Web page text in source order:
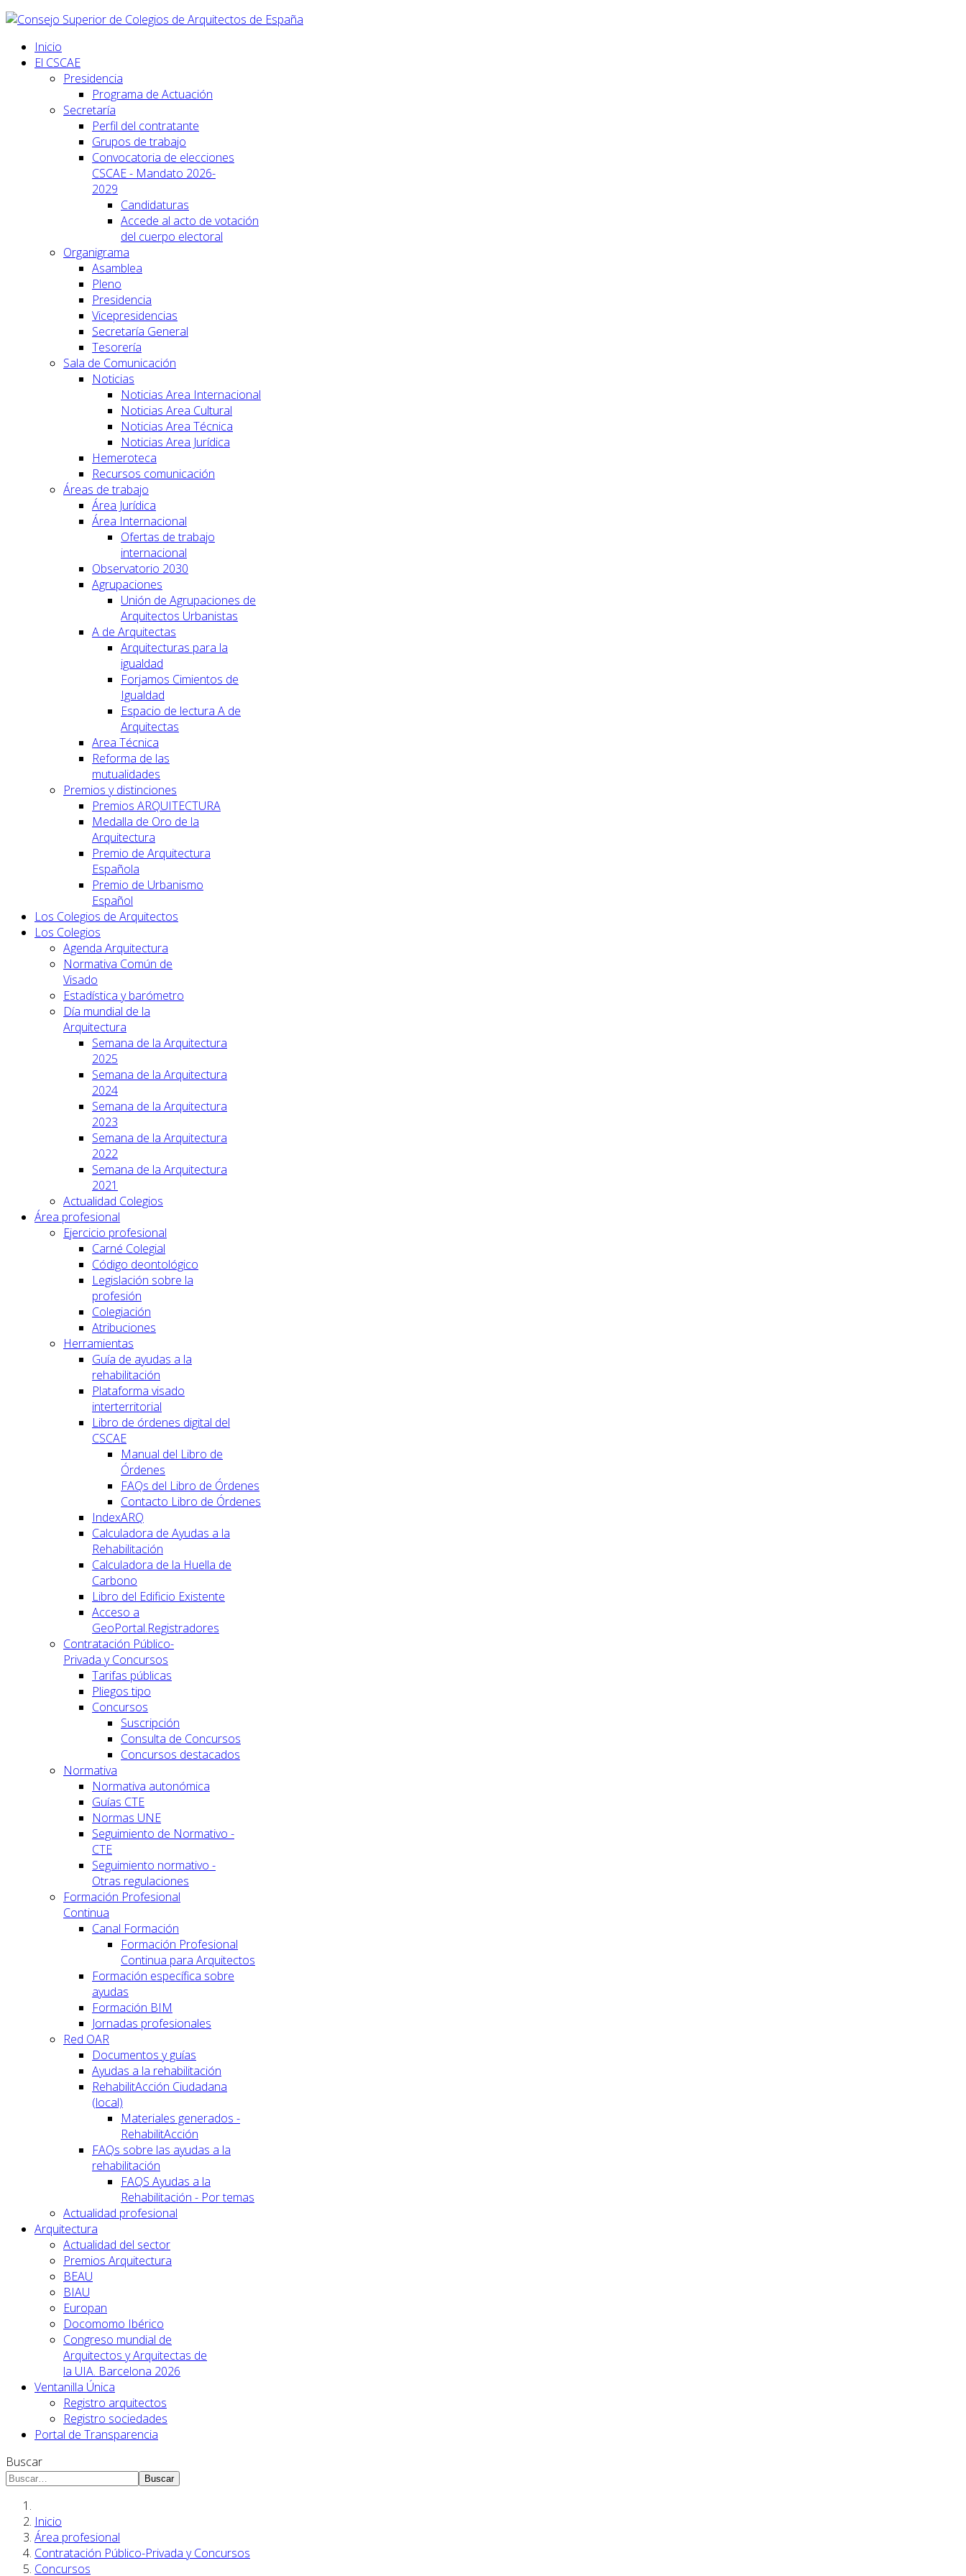
Inicio
El CSCAE
Presidencia
Programa de Actuación
Secretaría
Perfil del contratante
Grupos de trabajo
Convocatoria de elecciones
CSCAE - Mandato 2026-
2029
Candidaturas
Accede al acto de votación
del cuerpo electoral
Organigrama
Asamblea
Pleno
Presidencia
Vicepresidencias
Secretaría General
Tesorería
Sala de Comunicación
Noticias
Noticias Area Internacional
Noticias Area Cultural
Noticias Area Técnica
Noticias Area Jurídica
Hemeroteca
Recursos comunicación
Áreas de trabajo
Área Jurídica
Área Internacional
Ofertas de trabajo
internacional
Observatorio 2030
Agrupaciones
Unión de Agrupaciones de
Arquitectos Urbanistas
A de Arquitectas
Arquitecturas para la
igualdad
Forjamos Cimientos de
Igualdad
Espacio de lectura A de
Arquitectas
Area Técnica
Reforma de las
mutualidades
Premios y distinciones
Premios ARQUITECTURA
Medalla de Oro de la
Arquitectura
Premio de Arquitectura
Española
Premio de Urbanismo
Español
Los Colegios de Arquitectos
Los Colegios
Agenda Arquitectura
Normativa Común de
Visado
Estadística y barómetro
Día mundial de la
Arquitectura
Semana de la Arquitectura
2025
Semana de la Arquitectura
2024
Semana de la Arquitectura
2023
Semana de la Arquitectura
2022
Semana de la Arquitectura
2021
Actualidad Colegios
Área profesional
Ejercicio profesional
Carné Colegial
Código deontológico
Legislación sobre la
profesión
Colegiación
Atribuciones
Herramientas
Guía de ayudas a la
rehabilitación
Plataforma visado
interterritorial
Libro de órdenes digital del
CSCAE
Manual del Libro de
Órdenes
FAQs del Libro de Órdenes
Contacto Libro de Órdenes
IndexARQ
Calculadora de Ayudas a la
Rehabilitación
Calculadora de la Huella de
Carbono
Libro del Edificio Existente
Acceso a
GeoPortal.Registradores
Contratación Público-
Privada y Concursos
Tarifas públicas
Pliegos tipo
Concursos
Suscripción
Consulta de Concursos
Concursos destacados
Normativa
Normativa autonómica
Guías CTE
Normas UNE
Seguimiento de Normativo -
CTE
Seguimiento normativo -
Otras regulaciones
Formación Profesional
Continua
Canal Formación
Formación Profesional
Continua para Arquitectos
Formación específica sobre
ayudas
Formación BIM
Jornadas profesionales
Red OAR
Documentos y guías
Ayudas a la rehabilitación
RehabilitAcción Ciudadana
(local)
Materiales generados -
RehabilitAcción
FAQs sobre las ayudas a la
rehabilitación
FAQS Ayudas a la
Rehabilitación - Por temas
Actualidad profesional
Arquitectura
Actualidad del sector
Premios Arquitectura
BEAU
BIAU
Europan
Docomomo Ibérico
Congreso mundial de
Arquitectos y Arquitectas de
la UIA. Barcelona 2026
Ventanilla Única
Registro arquitectos
Registro sociedades
Portal de Transparencia
Buscar
Buscar
Inicio
Área profesional
Contratación Público-Privada y Concursos
Concursos